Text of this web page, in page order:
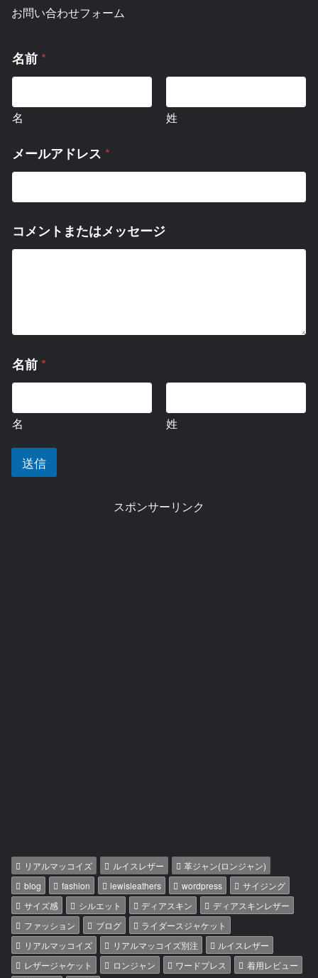
お問い合わせフォーム
名前 *
名 姓
メールアドレス *
コメントまたはメッセージ
メ
ー
ア
ド
ス
コ
名前 *
名 姓
送信
スポンサーリンク
リアルマッコイズ ルイスレザー
革ジャン(ロンジャン)
blog
fashion lewisleathers wordpress
サイジング
サイズ感
シルエット ディアスキン
ディアスキンレザー
ファッション
ブログ
ライダースジャケット
リアルマッコイズ
リアルマッコイズ別注
ルイスレザー
レザージャケット
ロンジャン ワードプレス
着用レビュー